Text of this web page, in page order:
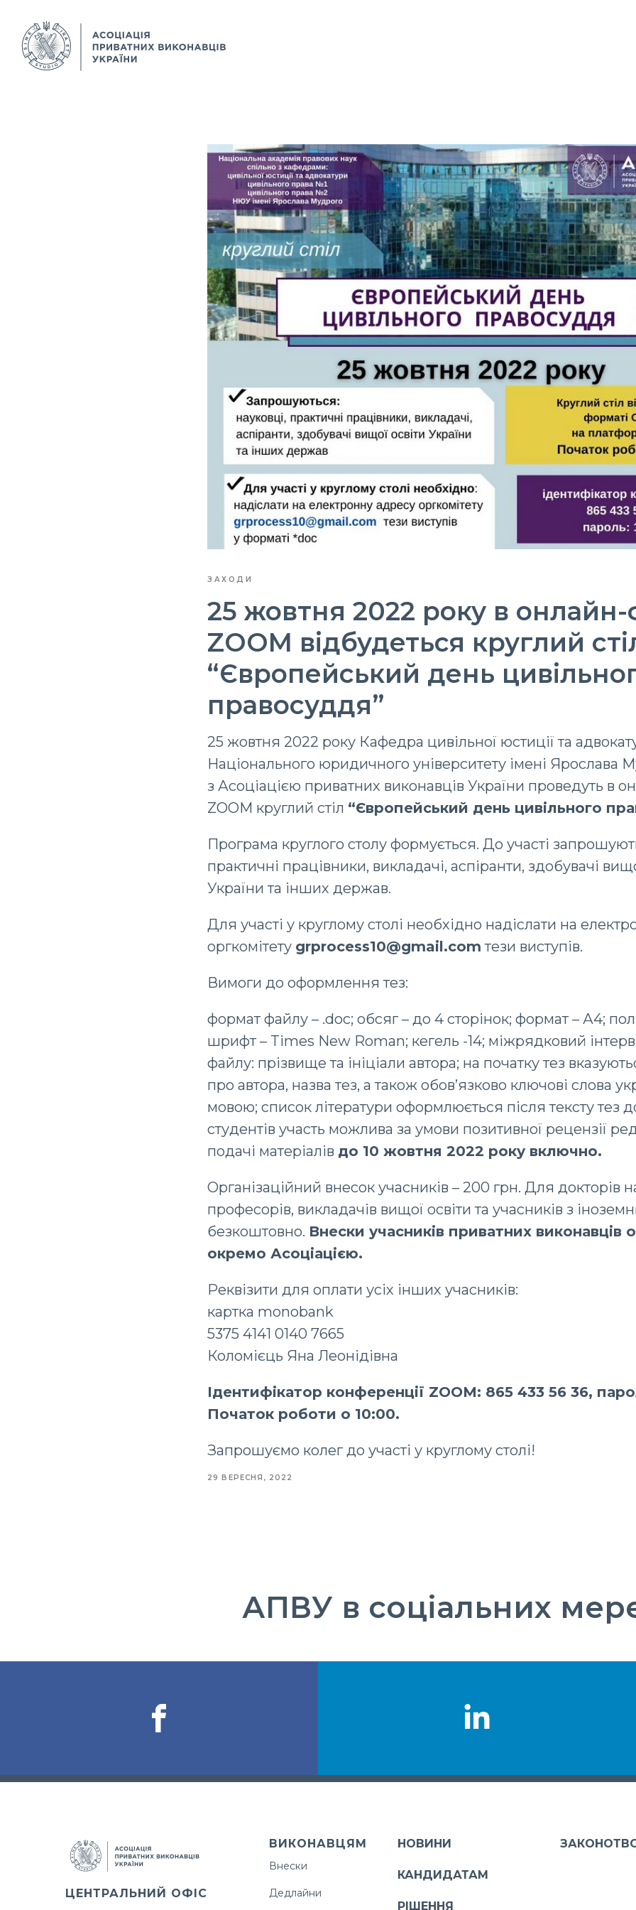
ЗАХОДИ
25 жовтня 2022 року в онлайн-
ZOOM відбудеться круглий
“Європейський день
правосуддя”
25 жовтня 2022 року Кафедра цивільної юстиції та
Національного юридичного університету імені Ярослава
з Асоціацією приватних виконавців України проведуть в
ZOOM круглий стіл “Європейський день цивільного
Програма круглого столу формується. До участі
практичні працівники, викладачі, аспіранти, здобувачі
України та інших держав.
Для участі у круглому столі необхідно надіслати на
оргкомітету grprocess10@gmail.com тези виступів.
Вимоги до оформлення тез:
формат файлу – .doc; обсяг – до 4 сторінок; формат – А4;
шрифт – Times New Roman; кегель -14; міжрядковий
файлу: прізвище та ініціали автора; на початку тез
про автора, назва тез, а також обов’язково ключові слова
мовою; список літератури оформлюється після тексту тез
студентів участь можлива за умови позитивної рецензії
подачі матеріалів до 10 жовтня 2022 року включно.
Організаційний внесок учасників – 200 грн. Для докторів
професорів, викладачів вищої освіти та учасників з
безкоштовно. Внески учасників приватних виконавців
окремо Асоціацією.
Реквізити для оплати усіх інших учасників:
картка monobank
5375 4141 0140 7665
Коломієць Яна Леонідівна
Ідентифікатор конференції ZOOM: 865 433 56 36,
Початок роботи о 10:00.
Запрошуємо колег до участі у круглому столі!
29 ВЕРЕСНЯ, 2022
АПВУ в соціальних
ЦЕНТРАЛЬНИЙ ОФІС
ВИКОНАВЦЯМ
Внески
Дедлайни
НОВИНИ
КАНДИДАТАМ
РІШЕННЯ